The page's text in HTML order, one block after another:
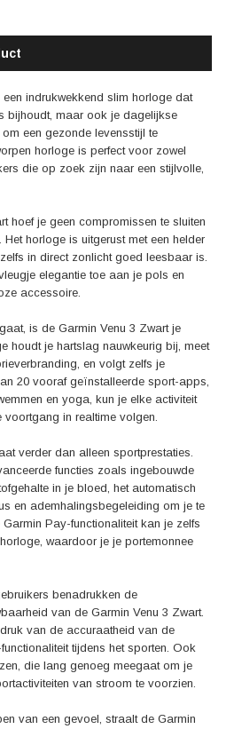
benadrukken de nauwkeurigheid en
de hartslagmeting en de GPS-
Ook wordt de batterijduur geprezen, die
de dag en je sportactiviteiten
een gevoel, straalt de Garmin Venu 3
draagt, gecombineerd met de
tot een perfecte keuze voor iedereen die
slim horloge.
is niet zomaar een horloge. Het is een
Waar wacht je nog op? Haal vandaag
huis en stap in de wereld van slimme
indrukwekkend slim horloge dat
bijhoudt, maar ook je dagelijkse
een gezonde levensstijl te
horloge is perfect voor zowel
die op zoek zijn naar een stijlvolle,
hoef je geen compromissen te sluiten
Het horloge is uitgerust met een helder
in direct zonlicht goed leesbaar is.
elegantie toe aan je pols en
accessoire.
is de Garmin Venu 3 Zwart je
houdt je hartslag nauwkeurig bij, meet
en volgt zelfs je
20 vooraf geïnstalleerde sport-apps,
en yoga, kun je elke activiteit
voortgang in realtime volgen.
verder dan alleen sportprestaties.
functies zoals ingebouwde
in je bloed, het automatisch
en ademhalingsbegeleiding om je te
Pay-functionaliteit kan je zelfs
waardoor je je portemonnee
benadrukken de
van de Garmin Venu 3 Zwart.
van de accuraatheid van de
tijdens het sporten. Ook
die lang genoeg meegaat om je
van stroom te voorzien.
van een gevoel, straalt de Garmin